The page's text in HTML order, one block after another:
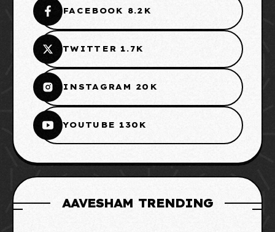
FACEBOOK 8.2K
TWITTER 1.7K
INSTAGRAM 20K
YOUTUBE 130K
AAVESHAM TRENDING